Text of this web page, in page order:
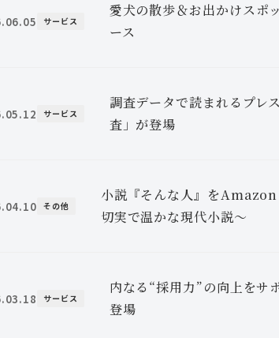
サービス
愛犬の散歩＆お出かけスポ
ース
サービス
調査データで読まれるプレ
査」が登場
その他
小説『そんな人』を
切実で温かな現代小説〜
サービス
内なる“採用力”の向上を
登場